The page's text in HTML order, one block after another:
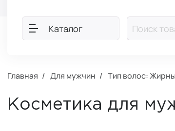
Каталог
Главная Для мужчин Тип волос:
Косметика для